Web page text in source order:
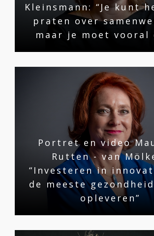
Kleinsmann: “Je kunt
praten over
maar je moet vooral
Portret en video
Rutten - van
“Investeren in
de meeste
opleveren”